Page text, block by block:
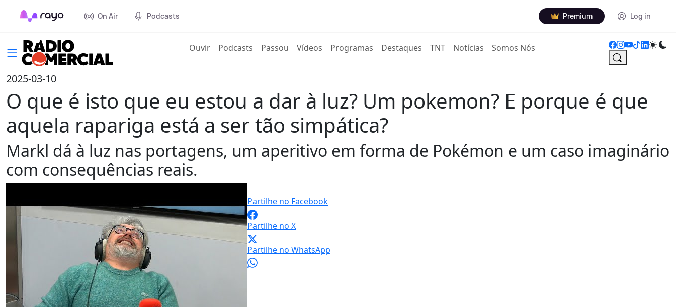
On Air Podcasts Premium Log in
Ouvir(current)
Podcasts Passou Vídeos Programas Destaques TNT Notícias Somos Nós
2025-03-10
O que é isto que eu estou a dar à luz? Um pokemon? E porque é que
aquela rapariga está a ser tão simpática?
Markl dá à luz nas portagens, um aperitivo em forma de Pokémon e um caso imaginário
com consequências reais.
Partilhe no Facebook
Partilhe no X
Partilhe no WhatsApp